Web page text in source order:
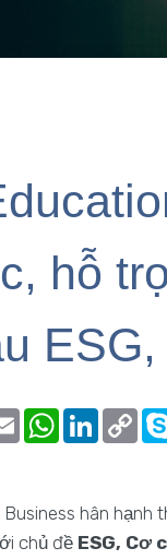
hỗ
Email WhatsApp
LinkedIn
Business hân
chủ đề ESG, Cơ